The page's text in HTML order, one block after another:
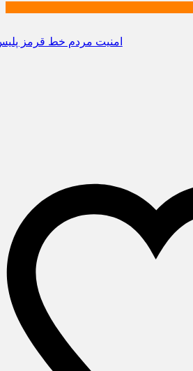
امنیت مردم خط قرمز پلیس است/ افزایش ۴۳ درصدی کشفیات مواد مخدر و